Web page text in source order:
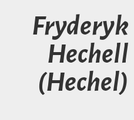
Fryderyk
Hechell
(Hechel)